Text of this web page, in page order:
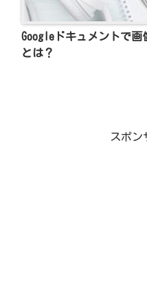
Googleドキュメントで画
とは？
スポン